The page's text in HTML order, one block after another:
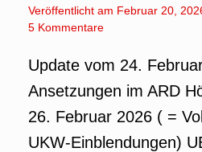
Veröffentlicht am Februar 20,
5 Kommentare
Update vom 24.
Ansetzungen im ARD
26. Februar 2026 ( =
UKW-Einblendungen)